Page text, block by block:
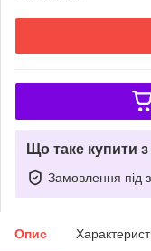
Що таке купити
Замовлення під
Опис